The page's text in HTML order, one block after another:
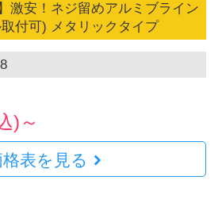
激安！ネジ留めアルミブライン
付可) メタリックタイプ
)～
表を見る